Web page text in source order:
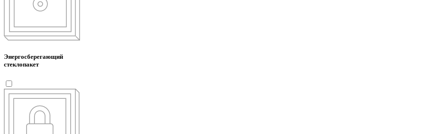
Энергосберегающий
стеклопакет